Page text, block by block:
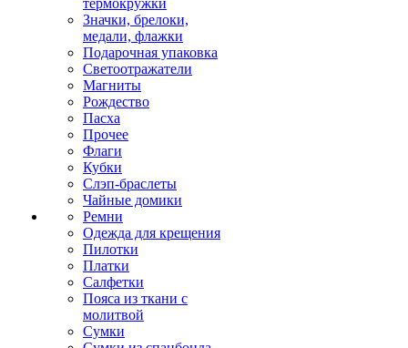
термокружки
Значки, брелоки,
медали, флажки
Подарочная упаковка
Светоотражатели
Магниты
Рождество
Пасха
Прочее
Флаги
Кубки
Слэп-браслеты
Чайные домики
Ремни
Одежда для крещения
Пилотки
Платки
Салфетки
Пояса из ткани с
молитвой
Сумки